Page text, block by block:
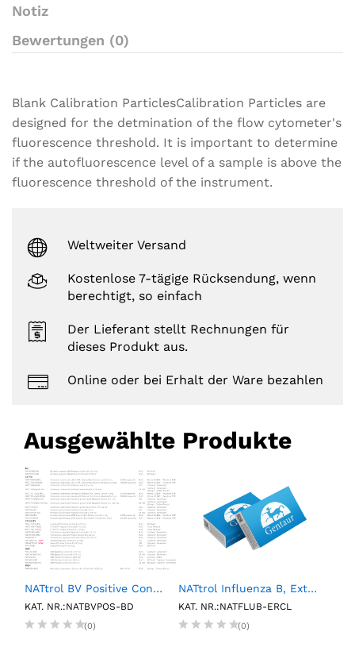
Notiz
Bewertungen (0)
Blank Calibration ParticlesCalibration Particles are
designed for the detmination of the flow cytometer's
fluorescence threshold. It is important to determine
if the autofluorescence level of a sample is above the
fluorescence threshold of the instrument.
Weltweiter Versand
Kostenlose 7-tägige Rücksendung, wenn
berechtigt, so einfach
Der Lieferant stellt Rechnungen für
dieses Produkt aus.
Online oder bei Erhalt der Ware bezahlen
Ausgewählte Produkte
NATtrol BV Positive Control (6 X 0.15mL)
KAT. NR.:NATBVPOS-BD
(0)
NATtrol Influenza B, External Run Control, Low (6 X 1 mL)
KAT. NR.:NATFLUB-ERCL
(0)